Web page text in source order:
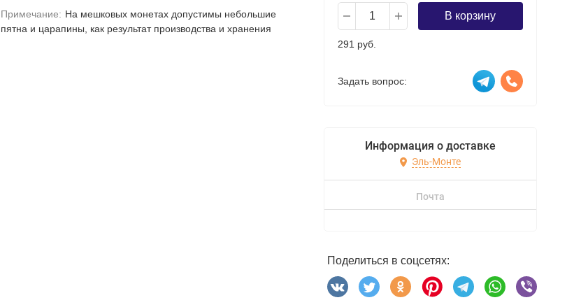
Примечание: На мешковых монетах допустимы небольшие
пятна и царапины, как результат производства и хранения
В корзину
291 руб.
Задать вопрос:
Информация о доставке
Эль-Монте
Почта
Поделиться в соцсетях: